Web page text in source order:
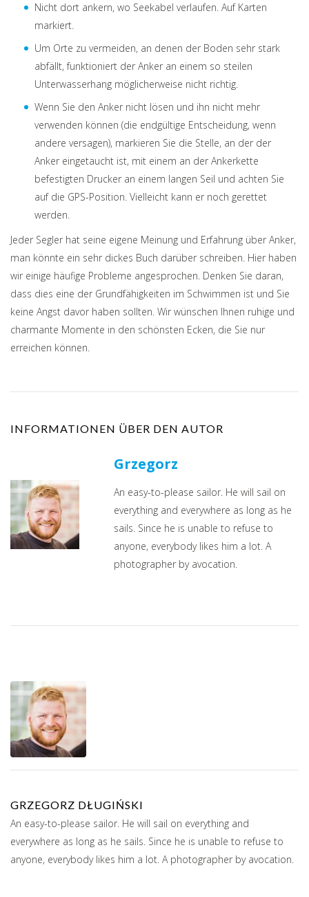
Nicht dort ankern, wo Seekabel verlaufen. Auf Karten
markiert.
Um Orte zu vermeiden, an denen der Boden sehr stark
abfällt, funktioniert der Anker an einem so steilen
Unterwasserhang möglicherweise nicht richtig.
Wenn Sie den Anker nicht lösen und ihn nicht mehr
verwenden können (die endgültige Entscheidung, wenn
andere versagen), markieren Sie die Stelle, an der der
Anker eingetaucht ist, mit einem an der Ankerkette
befestigten Drucker an einem langen Seil und achten Sie
auf die GPS-Position. Vielleicht kann er noch gerettet
werden.
Jeder Segler hat seine eigene Meinung und Erfahrung über Anker,
man könnte ein sehr dickes Buch darüber schreiben. Hier haben
wir einige häufige Probleme angesprochen. Denken Sie daran,
dass dies eine der Grundfähigkeiten im Schwimmen ist und Sie
keine Angst davor haben sollten. Wir wünschen Ihnen ruhige und
charmante Momente in den schönsten Ecken, die Sie nur
erreichen können.
INFORMATIONEN ÜBER DEN AUTOR
Grzegorz
An easy-to-please sailor. He will sail on
everything and everywhere as long as he
sails. Since he is unable to refuse to
anyone, everybody likes him a lot. A
photographer by avocation.
GRZEGORZ DŁUGIŃSKI
An easy-to-please sailor. He will sail on everything and
everywhere as long as he sails. Since he is unable to refuse to
anyone, everybody likes him a lot. A photographer by avocation.